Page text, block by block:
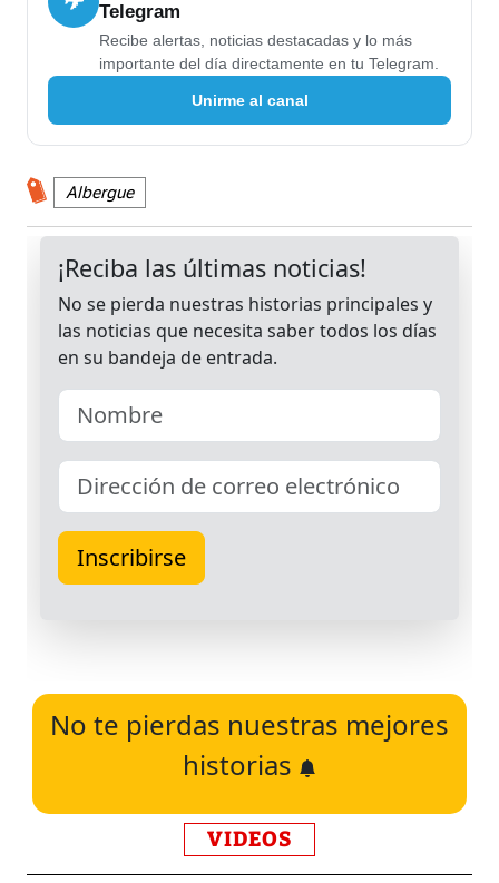
Telegram
Recibe alertas, noticias destacadas y lo más
importante del día directamente en tu Telegram.
Unirme al canal
Albergue
No te pierdas nuestras mejores
historias
VIDEOS